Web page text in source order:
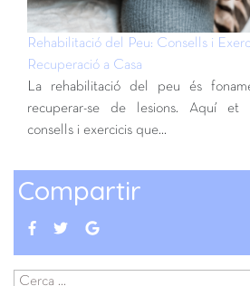
Rehabilitació del Peu: Consells i
Recuperació a Casa
La rehabilitació del peu és
recuperar-se de lesions. Aquí et
consells i exercicis que…
Compartir